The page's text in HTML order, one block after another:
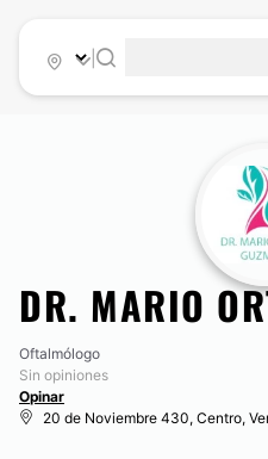
DR. MARIO
Oftalmólogo
Sin opiniones
Opinar
20 de Noviembre 430, Centro,